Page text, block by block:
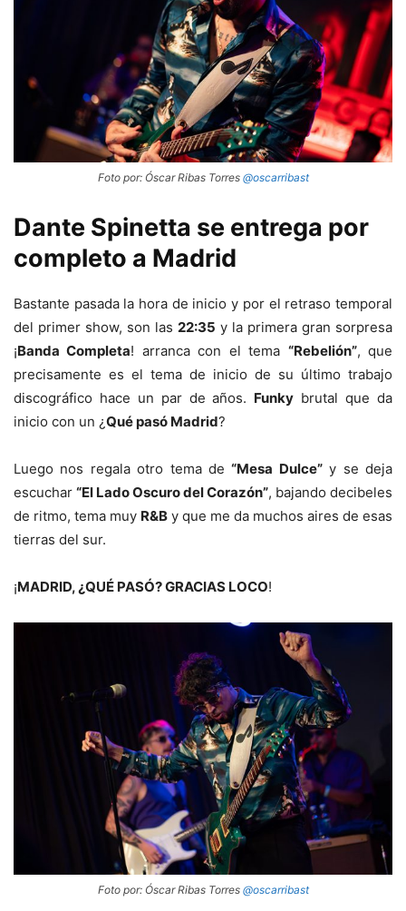
Foto por: Óscar Ribas Torres @oscarribast
Dante Spinetta se entrega por
completo a Madrid
Bastante pasada la hora de inicio y por el retraso temporal
del primer show, son las 22:35 y la primera gran sorpresa
¡Banda Completa! arranca con el tema “Rebelión”, que
precisamente es el tema de inicio de su último trabajo
discográfico hace un par de años. Funky brutal que da
inicio con un ¿Qué pasó Madrid?
Luego nos regala otro tema de“Mesa Dulce”y se deja
escuchar “El Lado Oscuro del Corazón”, bajando decibeles
de ritmo, tema muy R&B y que me da muchos aires de esas
tierras del sur.
¡MADRID, ¿QUÉ PASÓ? GRACIAS LOCO!
Foto por: Óscar Ribas Torres @oscarribast